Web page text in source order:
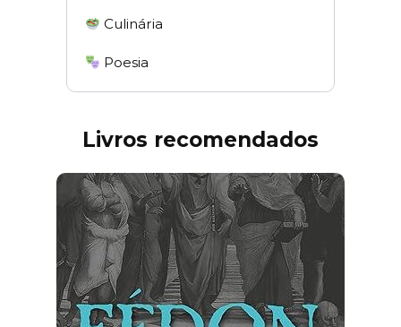
Culinária
Poesia
Livros recomendados